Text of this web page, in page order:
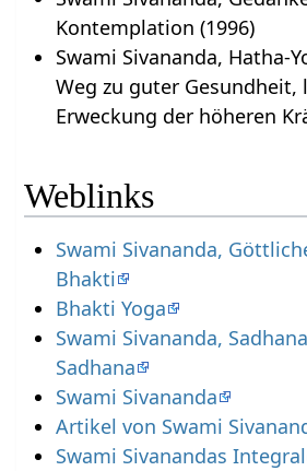
Kontemplation (1996)
Swami Sivananda, Hatha-
Weg zu guter Gesundheit,
Erweckung der höheren
Weblinks
Swami Sivananda,
Bhakti
Bhakti Yoga
Swami Sivananda,
Sadhana
Swami Sivananda
Artikel von Swami
Swami Sivanandas